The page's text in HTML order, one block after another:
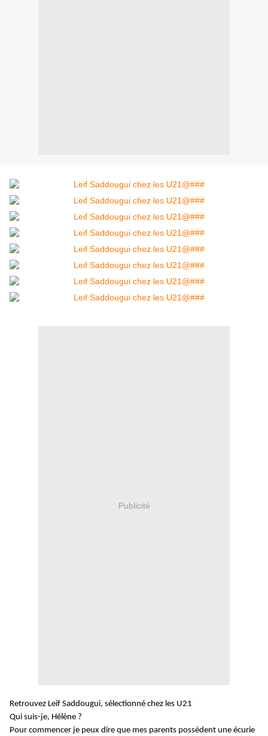
Publicité
Retrouvez Leif Saddougui, sélectionné chez les U21
Qui suis-je, Hélène ?
Pour commencer je peux dire que mes parents possèdent une écurie